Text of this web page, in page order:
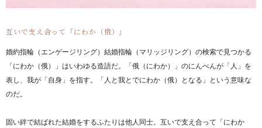
互いで支え合って「にわか（俄）」
婚約指輪（エンゲージリング）結婚指輪（マリッジリング）の検索で見つかる
「にわか（俄）」はいわゆる造語だ。「俄（にわか）」のにんべんが「人」を
表し、我が「自身」を指す。「人と我とでにわか（俄）となる」という意味な
のだ。
固い絆で結ばれた結婚をするふたりは他人同士。互いで支え合って「にわか